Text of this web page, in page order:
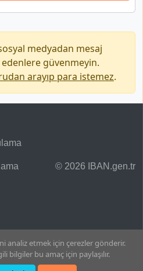
medyadan mesaj
güvenmeyin.
arayıp para istemez.
© 2026 IBAN.gen.tr
analiz etmek için çerezler gönderir.
bilgiler bu amaç için paylaşılır.